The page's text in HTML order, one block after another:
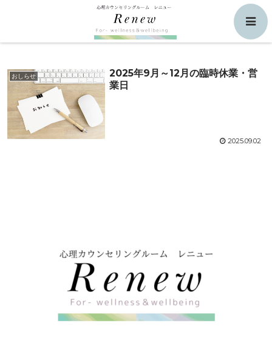
千葉県鎌ケ谷市
おしらせ
2025年9月～12月の臨時休業・営
業日
2025.09.02